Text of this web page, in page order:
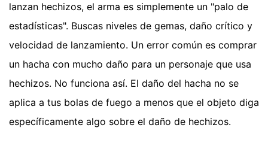
lanzan hechizos, el arma es simplemente un "palo de
estadísticas". Buscas niveles de gemas, daño crítico y
velocidad de lanzamiento. Un error común es comprar
un hacha con mucho daño para un personaje que usa
hechizos. No funciona así. El daño del hacha no se
aplica a tus bolas de fuego a menos que el objeto diga
específicamente algo sobre el daño de hechizos.